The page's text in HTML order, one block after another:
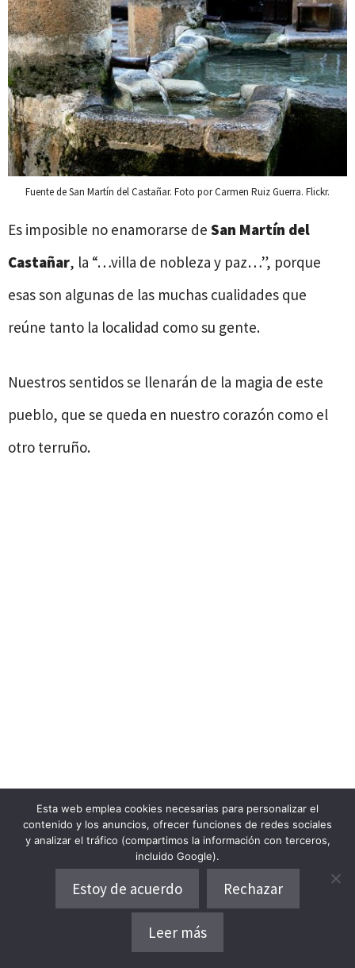
Fuente de San Martín del Castañar. Foto por Carmen Ruiz Guerra. Flickr.
Es imposible no enamorarse de San Martín del
Castañar, la “…villa de nobleza y paz…”, porque
esas son algunas de las muchas cualidades que
reúne tanto la localidad como su gente.
Nuestros sentidos se llenarán de la magia de este
pueblo, que se queda en nuestro corazón como el
otro terruño.
Opiniones del lugar
Esta web emplea cookies necesarias para personalizar el
contenido y los anuncios, ofrecer funciones de redes sociales
y analizar el tráfico (compartimos la información con terceros,
incluido Google).
Estoy de acuerdo Rechazar
Leer más